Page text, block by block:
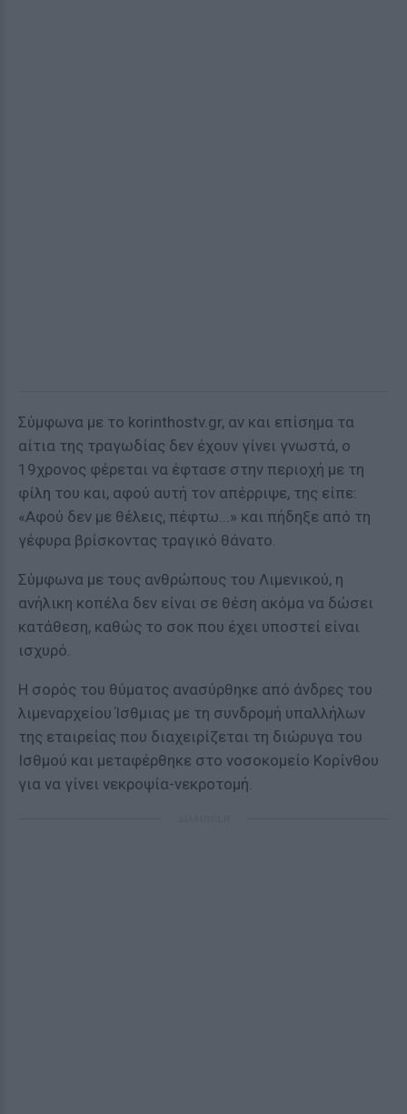
Σύμφωνα με το korinthostv.gr, αν και επίσημα τα
αίτια της τραγωδίας δεν έχουν γίνει γνωστά, ο
19χρονος φέρεται να έφτασε στην περιοχή με τη
φίλη του και, αφού αυτή τον απέρριψε, της είπε:
«Αφού δεν με θέλεις, πέφτω...» και πήδηξε από τη
γέφυρα βρίσκοντας τραγικό θάνατο.
Σύμφωνα με τους ανθρώπους του Λιμενικού, η
ανήλικη κοπέλα δεν είναι σε θέση ακόμα να δώσει
κατάθεση, καθώς το σοκ που έχει υποστεί είναι
ισχυρό.
Η σορός του θύματος ανασύρθηκε από άνδρες του
λιμεναρχείου Ίσθμιας με τη συνδρομή υπαλλήλων
της εταιρείας που διαχειρίζεται τη διώρυγα του
Ισθμού και μεταφέρθηκε στο νοσοκομείο Κορίνθου
για να γίνει νεκροψία-νεκροτομή.